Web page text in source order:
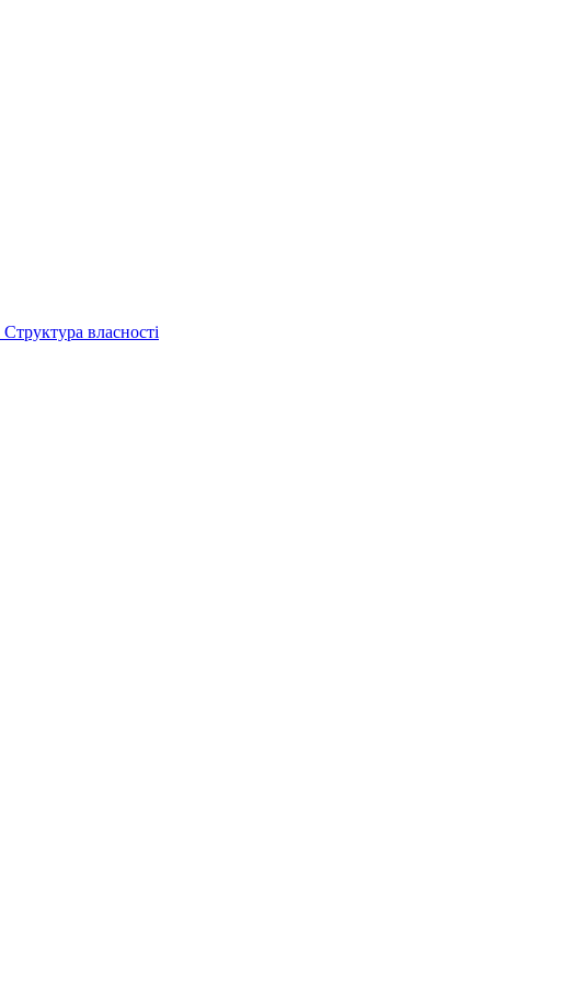
Структура власності